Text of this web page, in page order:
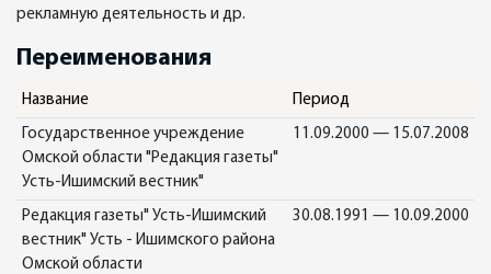
рекламную деятельность и др.
Переименования
Название Период
Государственное учреждение
Омской области "Редакция газеты"
Усть-Ишимский вестник"
11.09.2000 — 15.07.2008
Редакция газеты" Усть-Ишимский
вестник" Усть - Ишимского района
Омской области
30.08.1991 — 10.09.2000